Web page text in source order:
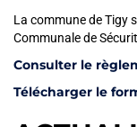
La commune de Tigy
Communale de
Consulter le
Télécharger le